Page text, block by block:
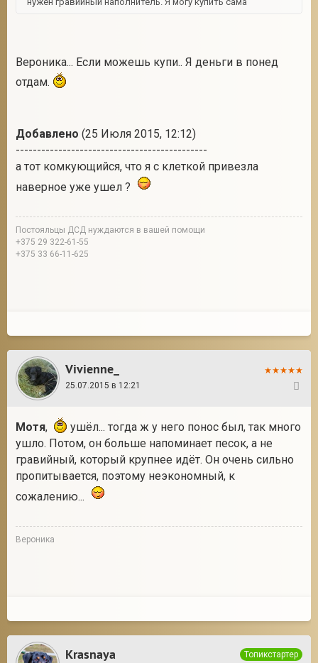
Вероника... Если можешь купи.. Я деньги в понед
отдам.
Добавлено (25 Июля 2015, 12:12)
---------------------------------------------
а тот комкующийся, что я с клеткой привезла
наверное уже ушел ?
Постояльцы ДСД нуждаются в вашей помощи
+375 29 322-61-55
+375 33 66-11-625
Vivienne_
25.07.2015 в 12:21
Мотя,
ушёл... тогда ж у него понос был, так много
ушло. Потом, он больше напоминает песок, а не
гравийный, который крупнее идёт. Он очень сильно
пропитывается, поэтому неэкономный, к
сожалению...
Вероника
Krasnaya
Топикстартер